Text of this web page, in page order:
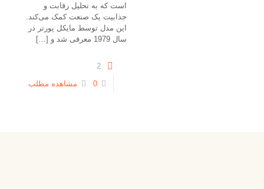
است که به تحلیل رقابت و
جذابیت یک صنعت کمک می‌کند.
این مدل توسط مایکل پورتر در
سال 1979 معرفی شد و
[…]
2
0
مشاهده مطلب